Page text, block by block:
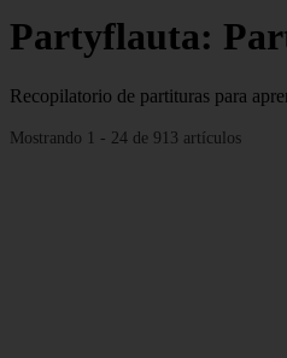
Partyflauta:
Recopilatorio de partituras para
Mostrando 1 - 24 de 913 artículos